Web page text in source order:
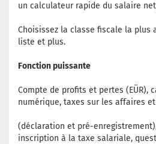
un calculateur rapide du salaire
Choisissez la classe fiscale la plus
liste et plus.
Fonction puissante
Compte de profits et pertes (EÜR),
numérique, taxes sur les affaires et
(déclaration et pré-
inscription à la taxe salariale,